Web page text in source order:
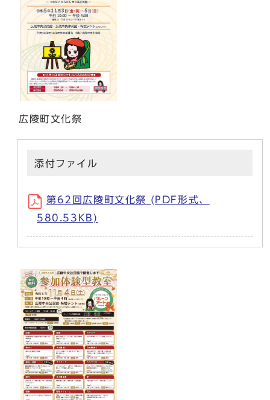
広陵町文化祭
添付ファイル
第62回広陵町文化祭 (PDF形式、
580.53KB)